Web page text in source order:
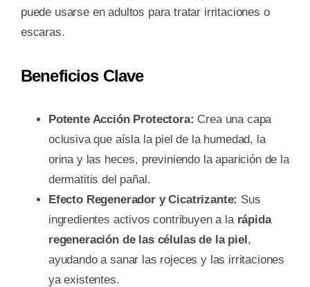
puede usarse en adultos para tratar irritaciones o
escaras.
Beneficios Clave
Potente Acción Protectora: Crea una capa
oclusiva que aísla la piel de la humedad, la
orina y las heces, previniendo la aparición de la
dermatitis del pañal.
Efecto Regenerador y Cicatrizante: Sus
ingredientes activos contribuyen a la rápida
regeneración de las células de la piel,
ayudando a sanar las rojeces y las irritaciones
ya existentes.